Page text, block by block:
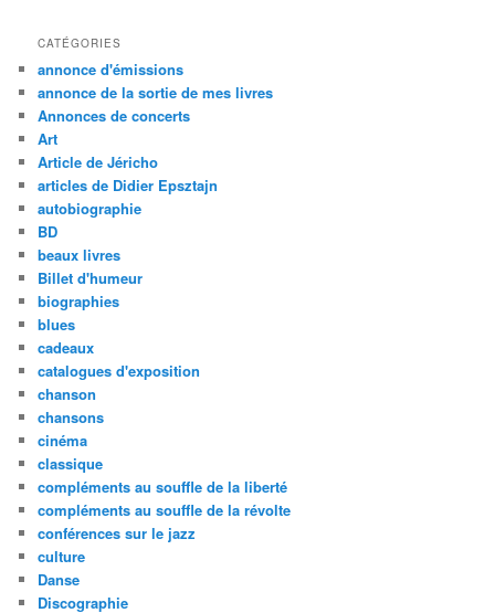
CATÉGORIES
annonce d'émissions
annonce de la sortie de mes livres
Annonces de concerts
Art
Article de Jéricho
articles de Didier Epsztajn
autobiographie
BD
beaux livres
Billet d'humeur
biographies
blues
cadeaux
catalogues d'exposition
chanson
chansons
cinéma
classique
compléments au souffle de la liberté
compléments au souffle de la révolte
conférences sur le jazz
culture
Danse
Discographie